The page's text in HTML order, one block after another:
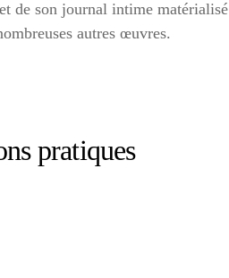
de son journal intime
autres œuvres.
pratiques